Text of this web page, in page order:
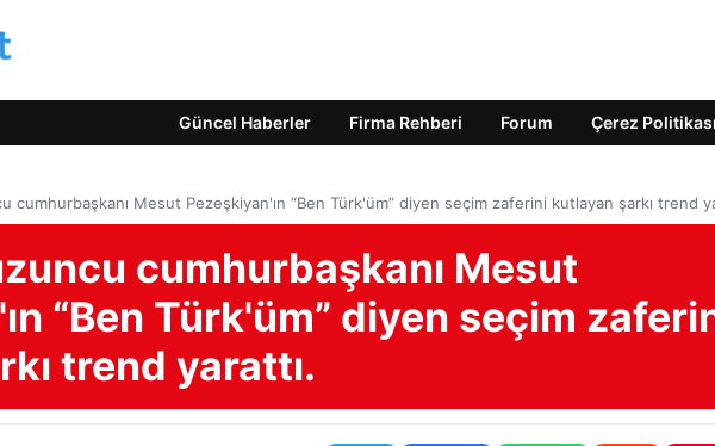
Güncel Haberler Firma Rehberi Forum Çerez Politikası
cumhurbaşkanı Mesut Pezeşkiyan'ın “Ben Türk'üm” diyen seçim zaferini kutlayan şarkı trend
cumhurbaşkanı Mesut
“Ben Türk'üm” diyen seçim
trend yarattı.